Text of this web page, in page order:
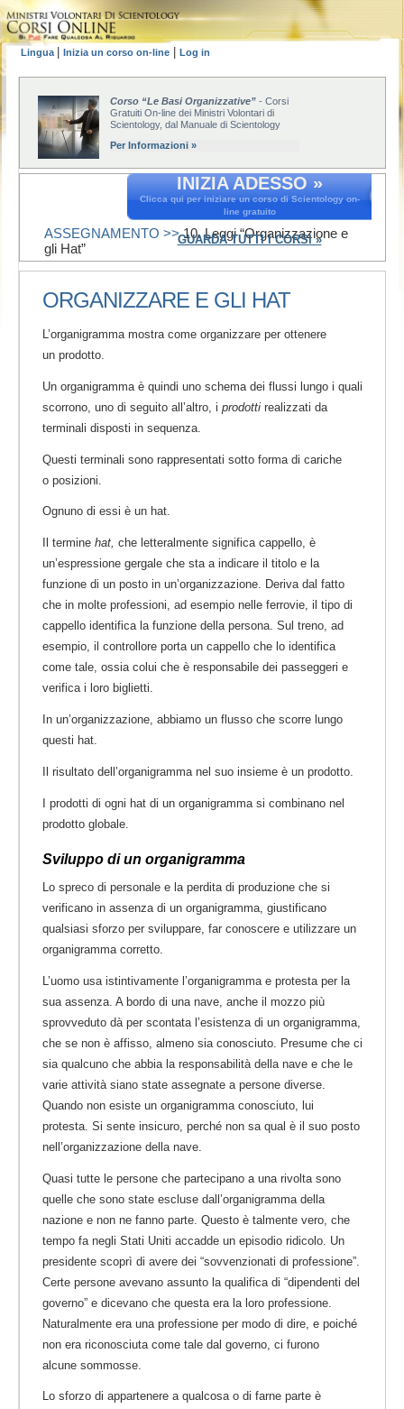
Lingua Inizia un corso on-line Log in
Corso “Le Basi Organizzative” - Corsi
Gratuiti On-line dei Ministri Volontari di
Scientology, dal Manuale di Scientology
Per Informazioni »
INIZIA ADESSO »
Clicca qui per iniziare un corso di Scientology on-
line gratuito
GUARDA TUTTI I CORSI »
ASSEGNAMENTO >>10. Leggi “Organizzazione e
gli Hat”
ORGANIZZARE E GLI HAT
L’organigramma mostra come organizzare per ottenere
un prodotto.
Un organigramma è quindi uno schema dei flussi lungo i quali
scorrono, uno di seguito all’altro, i prodotti realizzati da
terminali disposti in sequenza.
Questi terminali sono rappresentati sotto forma di cariche
o posizioni.
Ognuno di essi è un hat.
Il termine hat, che letteralmente significa cappello, è
un’espressione gergale che sta a indicare il titolo e la
funzione di un posto in un’organizzazione. Deriva dal fatto
che in molte professioni, ad esempio nelle ferrovie, il tipo di
cappello identifica la funzione della persona. Sul treno, ad
esempio, il controllore porta un cappello che lo identifica
come tale, ossia colui che è responsabile dei passeggeri e
verifica i loro biglietti.
In un’organizzazione, abbiamo un flusso che scorre lungo
questi hat.
Il risultato dell’organigramma nel suo insieme è un prodotto.
I prodotti di ogni hat di un organigramma si combinano nel
prodotto globale.
Sviluppo di un organigramma
Lo spreco di personale e la perdita di produzione che si
verificano in assenza di un organigramma, giustificano
qualsiasi sforzo per sviluppare, far conoscere e utilizzare un
organigramma corretto.
L’uomo usa istintivamente l’organigramma e protesta per la
sua assenza. A bordo di una nave, anche il mozzo più
sprovveduto dà per scontata l’esistenza di un organigramma,
che se non è affisso, almeno sia conosciuto. Presume che ci
sia qualcuno che abbia la responsabilità della nave e che le
varie attività siano state assegnate a persone diverse.
Quando non esiste un organigramma conosciuto, lui
protesta. Si sente insicuro, perché non sa qual è il suo posto
nell’organizzazione della nave.
Quasi tutte le persone che partecipano a una rivolta sono
quelle che sono state escluse dall’organigramma della
nazione e non ne fanno parte. Questo è talmente vero, che
tempo fa negli Stati Uniti accadde un episodio ridicolo. Un
presidente scoprì di avere dei “sovvenzionati di professione”.
Certe persone avevano assunto la qualifica di “dipendenti del
governo” e dicevano che questa era la loro professione.
Naturalmente era una professione per modo di dire, e poiché
non era riconosciuta come tale dal governo, ci furono
alcune sommosse.
Lo sforzo di appartenere a qualcosa o di farne parte è